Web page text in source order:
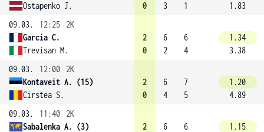
Ostapenko J.
0
3
1
1.83
09.03.
12:25
2K
Garcia C.
Trevisan M.
2
0
6
2
6
4
1.34
3.38
09.03.
12:00
2K
Kontaveit A. (15)
Cirstea S.
2
0
6
4
7
5
1.20
4.89
09.03.
11:40
2K
Sabalenka A. (3)
2
6
6
1.15